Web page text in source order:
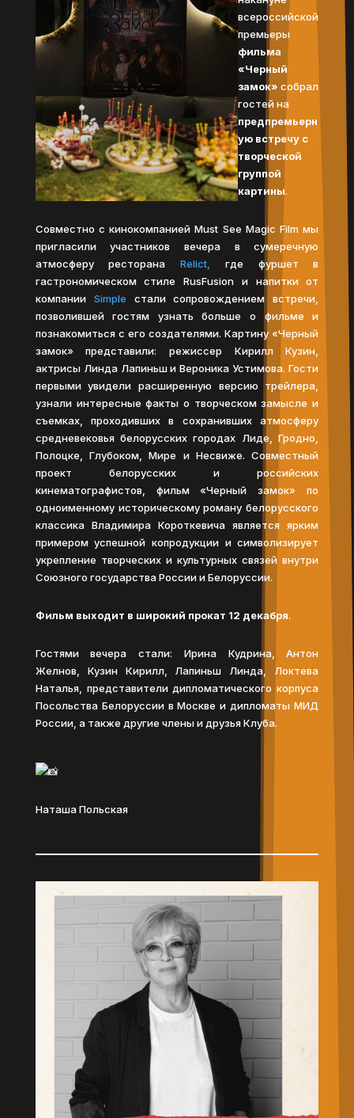
всероссийской
премьеры
фильма
«Черный
замок» собрал
гостей на
предпремьерн
ую встречу с
творческой
группой
картины.
Совместно с кинокомпанией Must See Magic Film мы
пригласили участников вечера в сумеречную
атмосферу ресторанаRelict,
где фуршет в
гастрономическом стиле RusFusion и напитки от
компании Simple стали сопровождением встречи,
позволившей гостям узнать больше о фильме и
познакомиться с его создателями. Картину «Черный
замок» представили: режиссер Кирилл Кузин,
актрисы Линда Лапиньш и Вероника Устимова. Гости
первыми увидели расширенную версию трейлера,
узнали интересные факты о творческом замысле и
съемках, проходивших в сохранивших атмосферу
средневековья белорусских городах Лиде, Гродно,
Полоцке, Глубоком, Мире и Несвиже. Совместный
проект белорусских и российских
кинематографистов, фильм «Черный замок» по
одноименному историческому роману белорусского
классика Владимира Короткевича является ярким
примером успешной копродукции и символизирует
укрепление творческих и культурных связей внутри
Союзного государства России и Белоруссии.
Фильм выходит в широкий прокат 12 декабря.
Гостями вечера стали: Ирина Кудрина, Антон
Желнов, Кузин Кирилл, Лапиньш Линда, Локтева
Наталья, представители дипломатического корпуса
Посольства Белоруссии в Москве и дипломаты МИД
России, а также другие члены и друзья Клуба.
Наташа Польская